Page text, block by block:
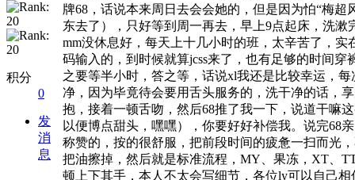
积分
0
发
消
息
牌68，话说本来周日去会会她的，但是因为怕“梅
东去了），只好等到周一再去，早上9点起床，洗
mm没休息好，每天上十几小时的班，太辛苦了，
码输入的，到时候就算jcss来了，也有足够的时间
之要等半小时，答之等，话说xl我还是比较幸运，
净，因为毕竟待会要用舌头服务的，洗干净的话，
抱，接着一顿舌吻，然后68推了我一下，说道干嘛
以便博点甜头，嘿嘿），你要好好补偿我。说完68
称赞的，按的很舒服，把前段时间的疲惫一扫而光
把油擦掉，然后就是标准流程，MY、果冻，XT、
顿上下其手，本人不太会写细节，各位ly可以自己